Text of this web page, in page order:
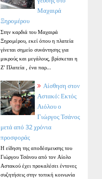
Μαχαιρά
Ξηρομέρου
Στην καρδιά του Μαχαιρά
Ξηρομέρου, εκεί όπου η πλατεία
γίνεται σημείο συνάντησης για
μικρούς και μεγάλους, βρίσκεται η
Ζ’ Πλατεία , ένα παρ...
Αίσθηση στον
Αστακό: Εκτός
Αιόλου ο
Γιώργος Τσάνος
μετά από 32 χρόνια
προσφοράς
Η είδηση της αποδέσμευσης του
Γιώργου Τσάνου από τον Αίολο
Αστακού έχει προκαλέσει έντονες
συζητήσεις στην τοπική κοινωνία